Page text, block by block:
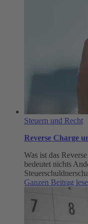
Steuern und Recht
Reverse Charge
Was ist das
bedeutet nichts
Ganzen Beitrag